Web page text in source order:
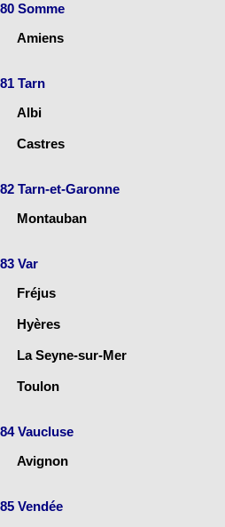
80 Somme
Amiens
81 Tarn
Albi
Castres
82 Tarn-et-Garonne
Montauban
83 Var
Fréjus
Hyères
La Seyne-sur-Mer
Toulon
84 Vaucluse
Avignon
85 Vendée